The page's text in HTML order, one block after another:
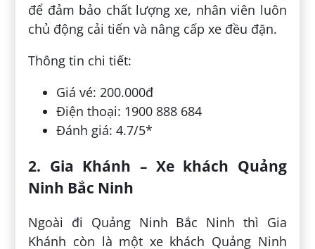
để đảm bảo chất lượng xe, nhân viên luôn
chủ động cải tiến và nâng cấp xe đều đặn.
Thông tin chi tiết:
Giá vé: 200.000đ
Điện thoại: 1900 888 684
Đánh giá: 4.7/5*
2. Gia Khánh – Xe khách Quảng
Ninh Bắc Ninh
Ngoài đi Quảng Ninh Bắc Ninh thì Gia
Khánh còn là một xe khách Quảng Ninh